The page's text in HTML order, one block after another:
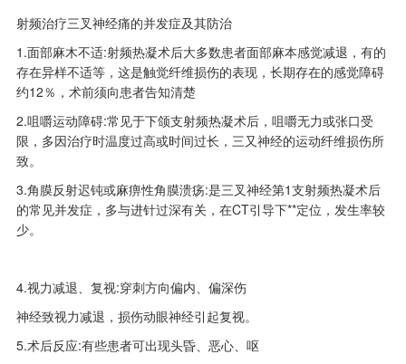
射频治疗三叉神经痛的并发症及其防治
1.面部麻木不适:射频热凝术后大多数患者面部麻本感觉减退，有的
存在异样不适等，这是触觉纤维损伤的表现，长期存在的感觉障碍
约12％，术前须向患者告知清楚
2.咀嚼运动障碍:常见于下颌支射频热凝术后，咀嚼无力或张口受
限，多因治疗时温度过高或时间过长，三又神经的运动纤维损伤所
致。
3.角膜反射迟钝或麻痹性角膜溃疡:是三叉神经第1支射频热凝术后
的常见并发症，多与进针过深有关，在CT引导下**定位，发生率较
少。
4.视力减退、复视:穿刺方向偏内、偏深伤
神经致视力减退，损伤动眼神经引起复视。
5.术后反应:有些患者可出现头昏、恶心、呕